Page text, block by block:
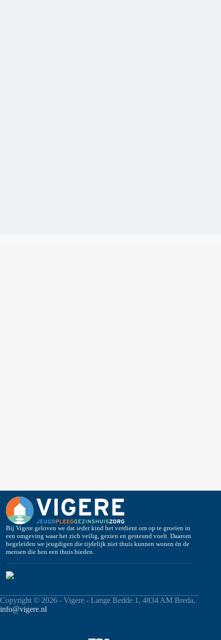
Bij Vigere geloven we dat ieder kind het verdient om op te groeien in
een omgeving waar het zich veilig, gezien en gesteund voelt. Daarom
begeleiden we jeugdigen die tijdelijk niet thuis kunnen wonen én de
mensen die hen een thuis bieden.
Copyright © 2026 - Vigere - Lange Bedde 1, 4834 AM Breda,
info@vigere.nl